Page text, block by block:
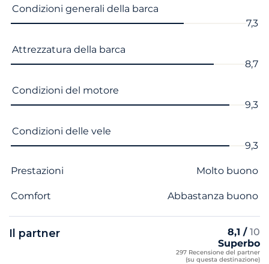
Nome del criterio Voto
Condizioni generali della barca
7,3
Attrezzatura della barca
8,7
Condizioni del motore
9,3
Condizioni delle vele
9,3
Prestazioni Molto buono
Comfort Abbastanza buono
Il partner 8,1 / 10
Superbo
297 Recensione del partner
(su questa destinazione)